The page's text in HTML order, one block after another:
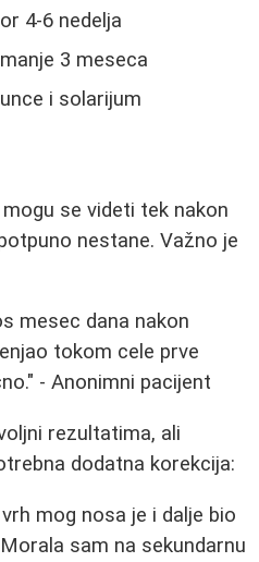
4-6 nedelja
3 meseca
i solarijum
se videti tek nakon
nestane. Važno je
mesec dana nakon
tokom cele prve
- Anonimni pacijent
rezultatima, ali
dodatna korekcija:
mog nosa je i dalje bio
sam na sekundarnu